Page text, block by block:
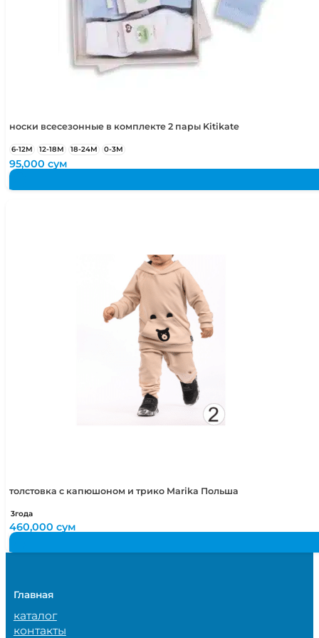
1,5-2 года
1,5-4 года
2-4 года
носки всесезонные в комплекте 2 пары Kitikate
6-12М 12-18М 18-24М 0-3М
95,000сум
толстовка с капюшоном и трико Marika Польша
3года
460,000сум
Главная
каталог
контакты